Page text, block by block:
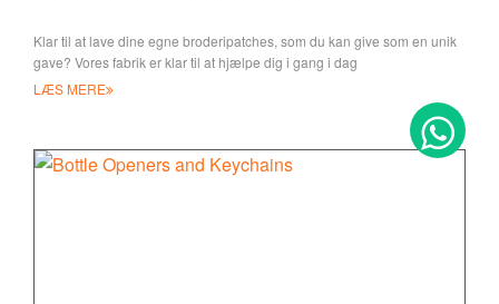
Klar til at lave dine egne broderipatches, som du kan give som en unik
gave? Vores fabrik er klar til at hjælpe dig i gang i dag
LÆS MERE